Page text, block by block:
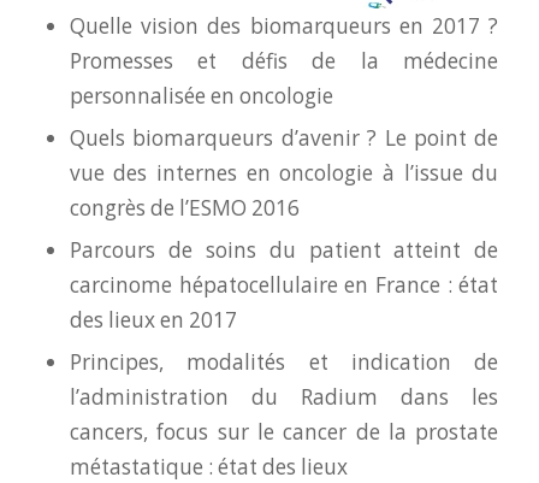
Quelle vision des biomarqueurs en 2017 ?
Promesses et défis de la médecine
personnalisée en oncologie
Quels biomarqueurs d’avenir ? Le point de
vue des internes en oncologie à l’issue du
congrès de l’ESMO 2016
Parcours de soins du patient atteint de
carcinome hépatocellulaire en France : état
des lieux en 2017
Principes, modalités et indication de
l’administration du Radium dans les
cancers, focus sur le cancer de la prostate
métastatique : état des lieux